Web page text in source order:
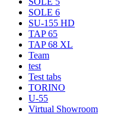
SOLE 6
SU-155 HD
TAP 65
TAP 68 XL
Team
test
Test tabs
TORINO
U-55
Virtual Showroom